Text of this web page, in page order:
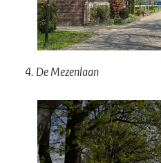
4. De Mezenlaan